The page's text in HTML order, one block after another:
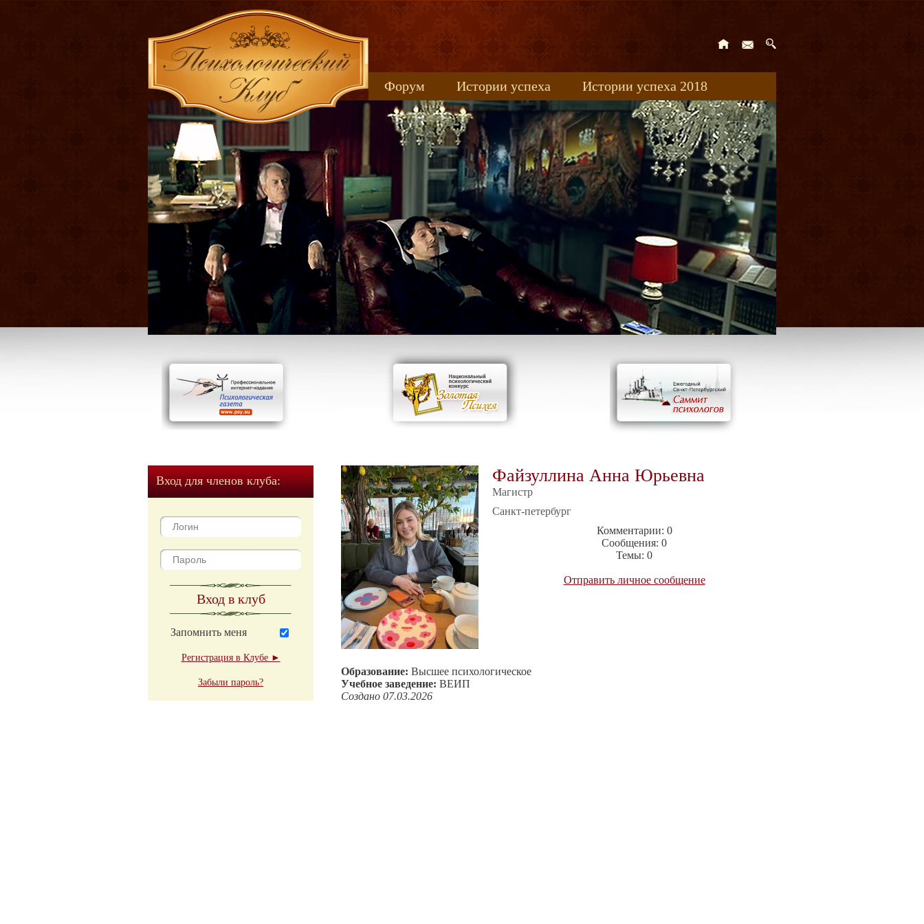
Форум Истории успеха
Истории успеха 2018
Книжные новинки
uspeh_2017
Вход для членов клуба:
Вход в клуб
Запомнить меня
Регистрация в Клубе ►
Забыли пароль?
Файзуллина Анна Юрьевна
Магистр
Санкт-петербург
Комментарии: 0
Сообщения: 0
Темы: 0
Отправить личное сообщение
Образование: Высшее психологическое
Учебное заведение: ВЕИП
Создано 07.03.2026